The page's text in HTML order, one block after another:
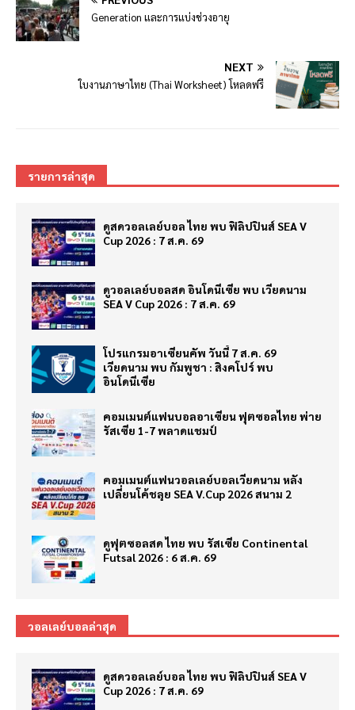
Generation และการแบ่งช่วงอายุ
NEXT
ใบงานภาษาไทย (Thai Worksheet) โหลดฟรี
รายการล่าสุด
ดูสดวอลเลย์บอล ไทย พบ ฟิลิปปินส์ SEA V
Cup 2026 : 7 ส.ค. 69
ดูวอลเลย์บอลสด อินโดนีเซีย พบ เวียดนาม
SEA V Cup 2026 : 7 ส.ค. 69
โปรแกรมอาเซียนคัพ วันนี้ 7 ส.ค. 69
เวียดนาม พบ กัมพูชา : สิงคโปร์ พบ
อินโดนีเซีย
คอมเมนต์แฟนบอลอาเซียน ฟุตซอลไทย พ่าย
รัสเซีย 1-7 พลาดแชมป์
คอมเมนต์แฟนวอลเลย์บอลเวียดนาม หลัง
เปลี่ยนโค้ชลุย SEA V.Cup 2026 สนาม 2
ดูฟุตซอลสด ไทย พบ รัสเซีย Continental
Futsal 2026 : 6 ส.ค. 69
วอลเลย์บอลล่าสุด
ดูสดวอลเลย์บอล ไทย พบ ฟิลิปปินส์ SEA V
Cup 2026 : 7 ส.ค. 69